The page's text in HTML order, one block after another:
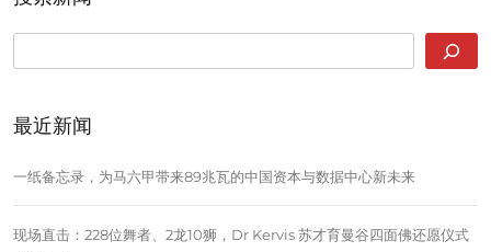
最近新闻
一纸备忘录，为马六甲带来89兆瓦的中国资本与数据中心新未来
现场直击：228位舞者、2龙10狮，Dr Kervis 苏才育曼谷四面佛还愿仪式